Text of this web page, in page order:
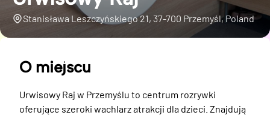
Stanisława Leszczyńskiego 21, 37-700 Przemyśl, Poland
O miejscu
Urwisowy Raj w Przemyślu to centrum rozrywki
oferujące szeroki wachlarz atrakcji dla dzieci. Znajdują